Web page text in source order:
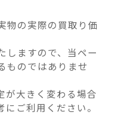
物の実際の買取り価
しますので、当ペー
ものではありませ
が大きく変わる場合
ご利用ください。